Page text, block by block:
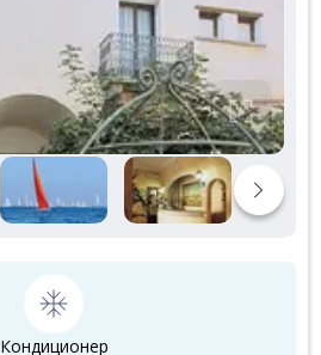
Кондиционер